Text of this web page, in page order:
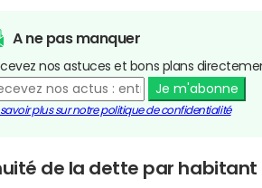
A ne pas manquer
nos astuces et bons plans
Je m'abonne
savoir plus sur notre politique de confidentialité
de la dette par habitant